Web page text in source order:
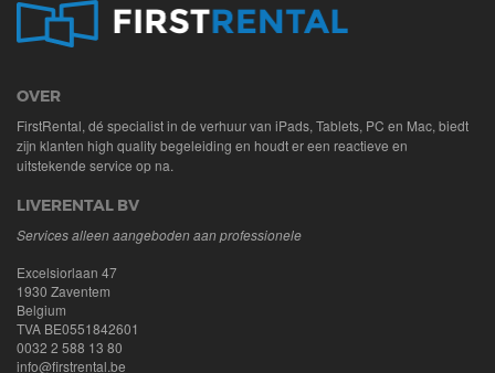
OVER
FirstRental, dé specialist in de verhuur van iPads, Tablets, PC en Mac, biedt
zijn klanten high quality begeleiding en houdt er een reactieve en
uitstekende service op na.
LIVERENTAL BV
Services alleen aangeboden aan professionele
Excelsiorlaan 47
1930 Zaventem
Belgium
TVA BE0551842601
0032 2 588 13 80
info@firstrental.be